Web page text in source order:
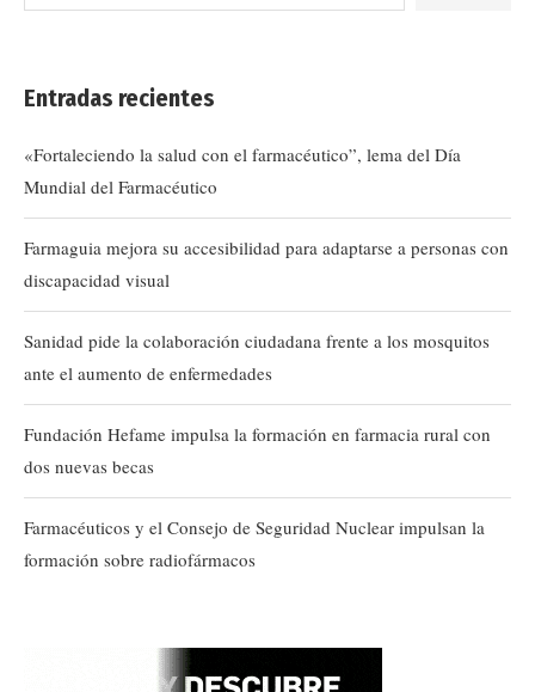
Entradas recientes
«Fortaleciendo la salud con el farmacéutico”, lema del Día
Mundial del Farmacéutico
Farmaguia mejora su accesibilidad para adaptarse a personas con
discapacidad visual
Sanidad pide la colaboración ciudadana frente a los mosquitos
ante el aumento de enfermedades
Fundación Hefame impulsa la formación en farmacia rural con
dos nuevas becas
Farmacéuticos y el Consejo de Seguridad Nuclear impulsan la
formación sobre radiofármacos